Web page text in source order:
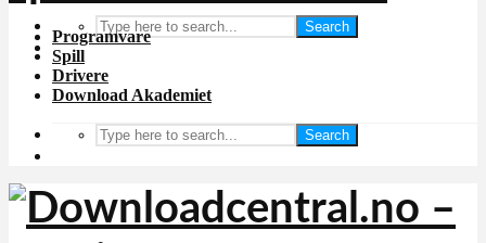
Search
Programvare
Spill
Drivere
Download Akademiet
Search